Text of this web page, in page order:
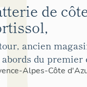
de
ancien
abords du
Alpes-Côte